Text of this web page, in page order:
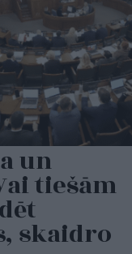
un
tiešām
skaidro